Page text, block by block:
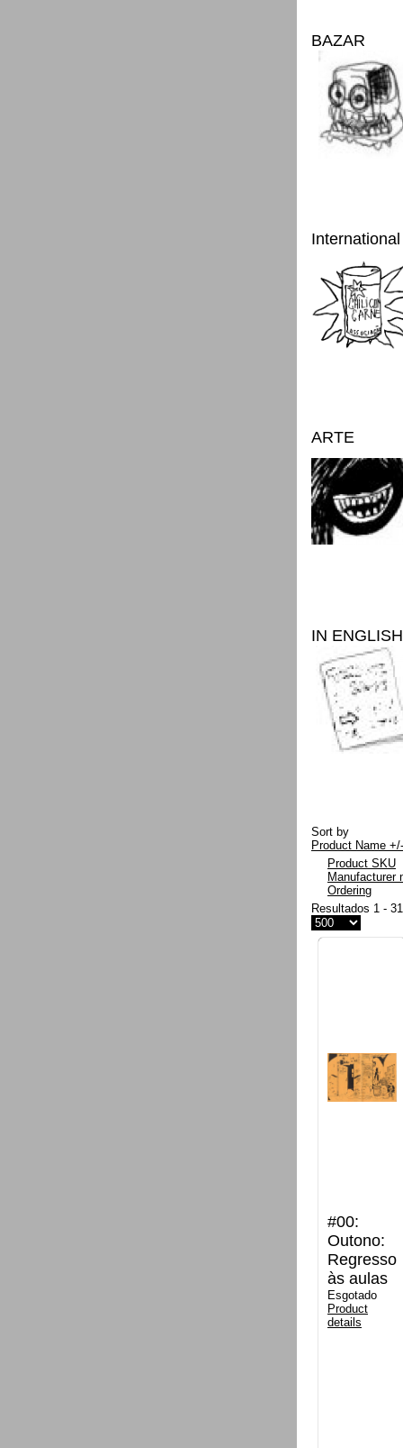
BAZAR
ARTE
IN ENGLISH
Sort by
Product Name +/-
Product SKU
Manufacturer
Ordering
Resultados 1 -
#00:
Outono:
Regresso
às aulas
Esgotado
Product
details